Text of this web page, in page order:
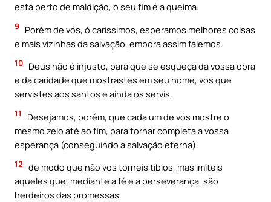
está perto de maldição, o seu fim é a queima.
9
Porém de vós, ó caríssimos, esperamos melhores coisas
e mais vizinhas da salvação, embora assim falemos.
10 Deus não é injusto, para que se esqueça da vossa obra
e da caridade que mostrastes em seu nome, vós que
servistes aos santos e ainda os servis.
11
Desejamos, porém, que cada um de vós mostre o
mesmo zelo até ao fim, para tornar completa a vossa
esperança (conseguindo a salvação eterna),
12 de modo que não vos torneis tíbios, mas imiteis
aqueles que, mediante a fé e a perseverança, são
herdeiros das promessas.